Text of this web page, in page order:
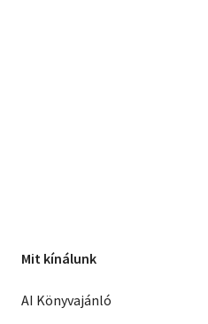
Mit kínálunk
AI Könyvajánló